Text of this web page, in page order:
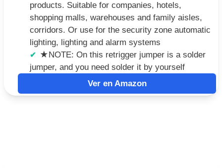
products. Suitable for companies, hotels,
shopping malls, warehouses and family aisles,
corridors. Or use for the security zone automatic
lighting, lighting and alarm systems
★NOTE: On this retrigger jumper is a solder
jumper, and you need solder it by yourself
Ver en Amazon